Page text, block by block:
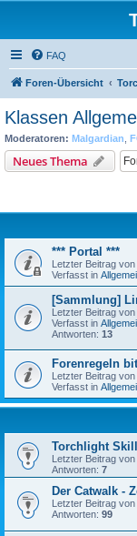
FAQ
Foren-Übersicht
Klassen
Moderatoren: Malgardian
Neues Thema
*** Portal ***
Letzter Beitrag von
Verfasst in
[Sammlung]
Letzter Beitrag von
Verfasst in
Antworten: 13
Forenregeln
Letzter Beitrag von
Verfasst in
Torchlight
Letzter Beitrag von
Antworten: 7
Der Catwalk -
Letzter Beitrag von
Antworten: 99